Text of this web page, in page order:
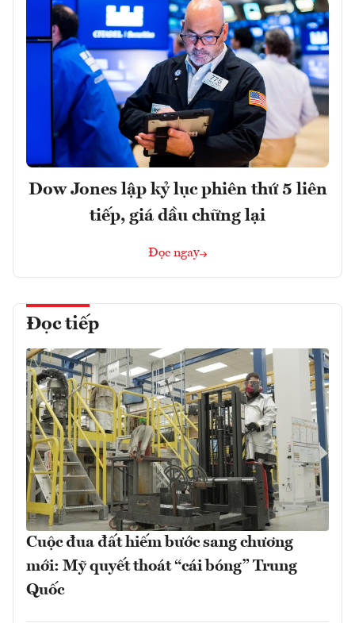
Dow Jones lập kỷ lục phiên thứ 5 liên
tiếp, giá dầu chững lại
Đọc ngay
Đọc tiếp
Cuộc đua đất hiếm bước sang chương
mới: Mỹ quyết thoát “cái bóng” Trung
Quốc